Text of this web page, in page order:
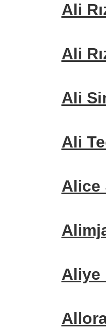
Ali
Ali
Ali
Ali
Alice
Aliye